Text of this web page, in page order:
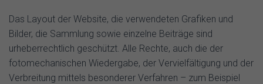
Das Layout der Website, die verwendeten Grafiken und
Bilder, die Sammlung sowie einzelne Beiträge sind
urheberrechtlich geschützt. Alle Rechte, auch die der
fotomechanischen Wiedergabe, der Vervielfältigung und der
Verbreitung mittels besonderer Verfahren – zum Beispiel